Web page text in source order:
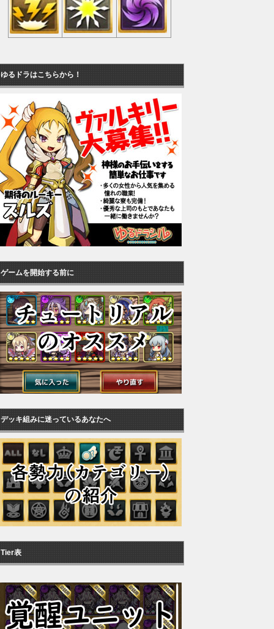
ゆるドラはこちらから！
ゲームを開始する前に
デッキ組みに迷っているあなたへ
Tier表